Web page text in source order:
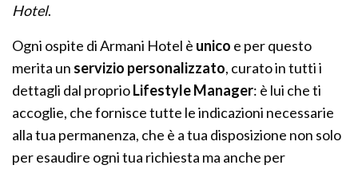
Hotel.
Ogni ospite di Armani Hotel è unico e per questo
merita un servizio personalizzato, curato in tutti i
dettagli dal proprioLifestyle Manager: è lui che ti
accoglie, che fornisce tutte le indicazioni necessarie
alla tua permanenza, che è a tua disposizione non solo
per esaudire ogni tua richiesta ma anche per